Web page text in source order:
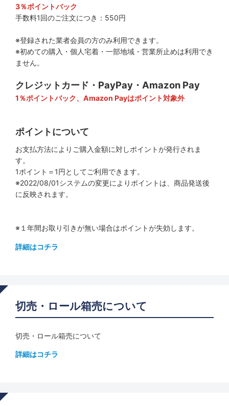
3％ポイントバック
手数料1回のご注文につき：550円
※登録された業者会員の方のみ利用できます。
※初めての購入・個人宅着・一部地域・営業所止めは利用でき
ません。
クレジットカード・PayPay・Amazon Pay
1％ポイントバック、Amazon Payはポイント対象外
ポイントについて
お支払方法によりご購入金額に対しポイントが発行されま
す。
1ポイント＝1円としてご利用できます。
※2022/08/01システムの変更によりポイントは、商品発送後
に反映されます。
※１年間お取り引きが無い場合はポイントが失効します。
詳細はコチラ
切売・ロール箱売について
切売・ロール箱売について
詳細はコチラ